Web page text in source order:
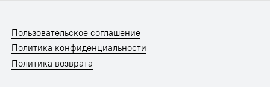
Пользовательское соглашение
Политика конфиденциальности
Политика возврата